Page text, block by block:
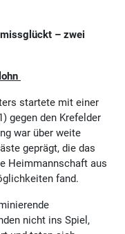
– zwei
startete mit einer
gegen den Krefelder
war über weite
geprägt, die das
Heimmannschaft aus
fand.
nicht ins Spiel,